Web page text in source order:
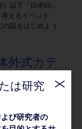
以下「日本BD」
えるイベント
の話をはじめよう
外式カテ
用製品を
コン（本社：大
）は、2026年2
尿ケアシステム
は研究
び研究者の